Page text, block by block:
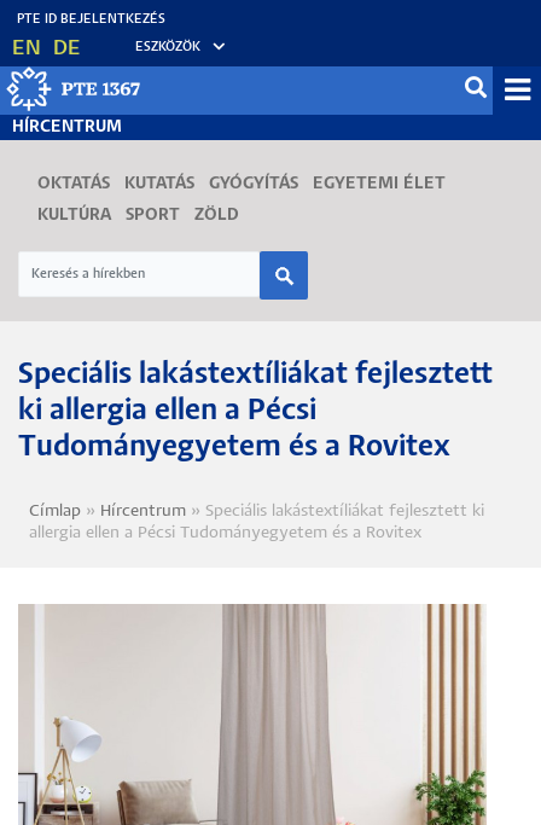
Ugrás
tartalomra
EN DE ESZKÖZÖK
HÍRCENTRUM
OKTATÁS KUTATÁS GYÓGYÍTÁS
EGYETEMI ÉLET
KULTÚRA
SPORT ZÖLD
Speciális lakástextíliákat fejlesztett
ki allergia ellen a Pécsi
Tudományegyetem és a Rovitex
Morzsa
Címlap Hírcentrum
Speciális lakástextíliákat fejlesztett ki
allergia ellen a Pécsi Tudományegyetem és a Rovitex